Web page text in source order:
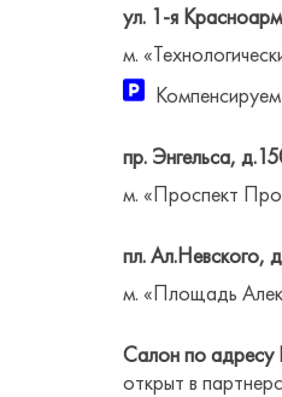
ул. 1-я
м.
пр. Энгельса,
м. «Проспект
пл. Ал.Невского,
м. «Площадь
Салон по адресу
открыт в